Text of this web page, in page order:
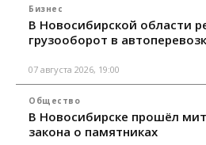
Бизнес
В Новосибирской области
грузооборот в
07 августа 2026, 19:00
Общество
В Новосибирске прошёл
закона о памятниках